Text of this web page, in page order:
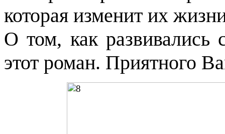
которая изменит их
О том, как развивались
этот роман. Приятного